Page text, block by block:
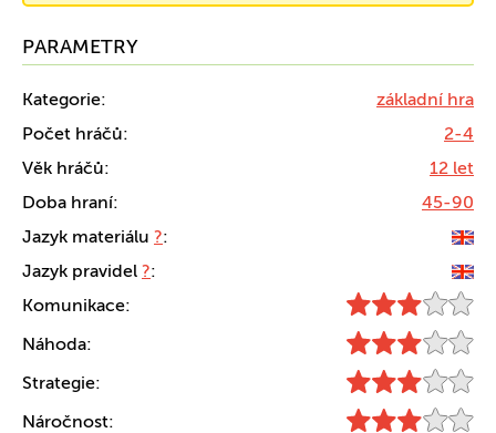
PARAMETRY
Kategorie:
základní hra
Počet hráčů:
2-4
Věk hráčů:
12 let
Doba hraní:
45-90
Jazyk materiálu ?:
Jazyk pravidel ?:
Komunikace:
Náhoda:
Strategie:
Náročnost: